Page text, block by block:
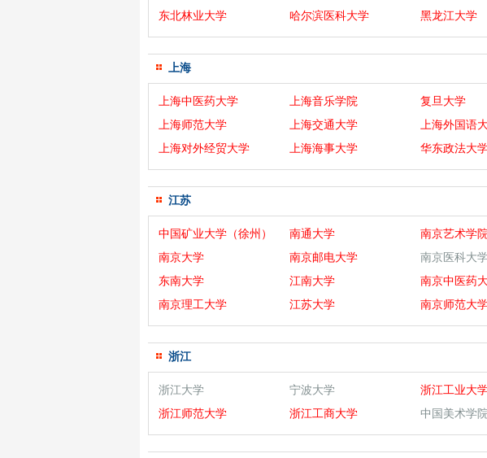
东北林业大学
哈尔滨医科大学 黑龙江大学
上海
上海中医药大学 上海音乐学院 复旦大学
上海师范大学
上海交通大学 上海外国语
上海对外经贸大学
上海海事大学 华东政法大
江苏
中国矿业大学（徐州） 南通大学 南京艺术学院
南京大学
南京邮电大学 南京医科大
东南大学
江南大学 南京中医药
南京理工大学
江苏大学 南京师范大
浙江
浙江大学 宁波大学 浙江工业大
浙江师范大学
浙江工商大学 中国美术学院